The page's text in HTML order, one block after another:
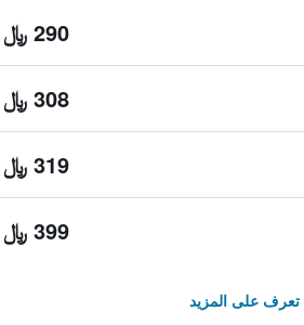
290 ﷼
308 ﷼
319 ﷼
399 ﷼
تعرف على المزيد